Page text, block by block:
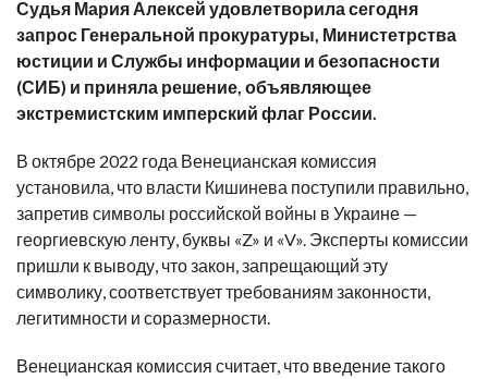
Судья Мария Алексей удовлетворила сегодня
запрос Генеральной прокуратуры, Министетрства
юстиции и Службы информации и безопасности
(СИБ) и приняла решение, объявляющее
экстремистским имперский флаг России.
В октябре 2022 года Венецианская комиссия
установила, что власти Кишинева поступили правильно,
запретив символы российской войны в Украине —
георгиевскую ленту, буквы «Z» и «V». Эксперты комиссии
пришли к выводу, что закон, запрещающий эту
символику, соответствует требованиям законности,
легитимности и соразмерности.
Венецианская комиссия считает, что введение такого